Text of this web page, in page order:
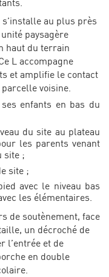
au plus près
paysagère
haut du terrain
L accompagne
et amplifie le contact
voisine.
enfants en bas du
du site au plateau
les parents venant
site ;
site ;
avec le niveau bas
les élémentaires.
de soutènement, face
un décroché de
l’entrée et de
en double